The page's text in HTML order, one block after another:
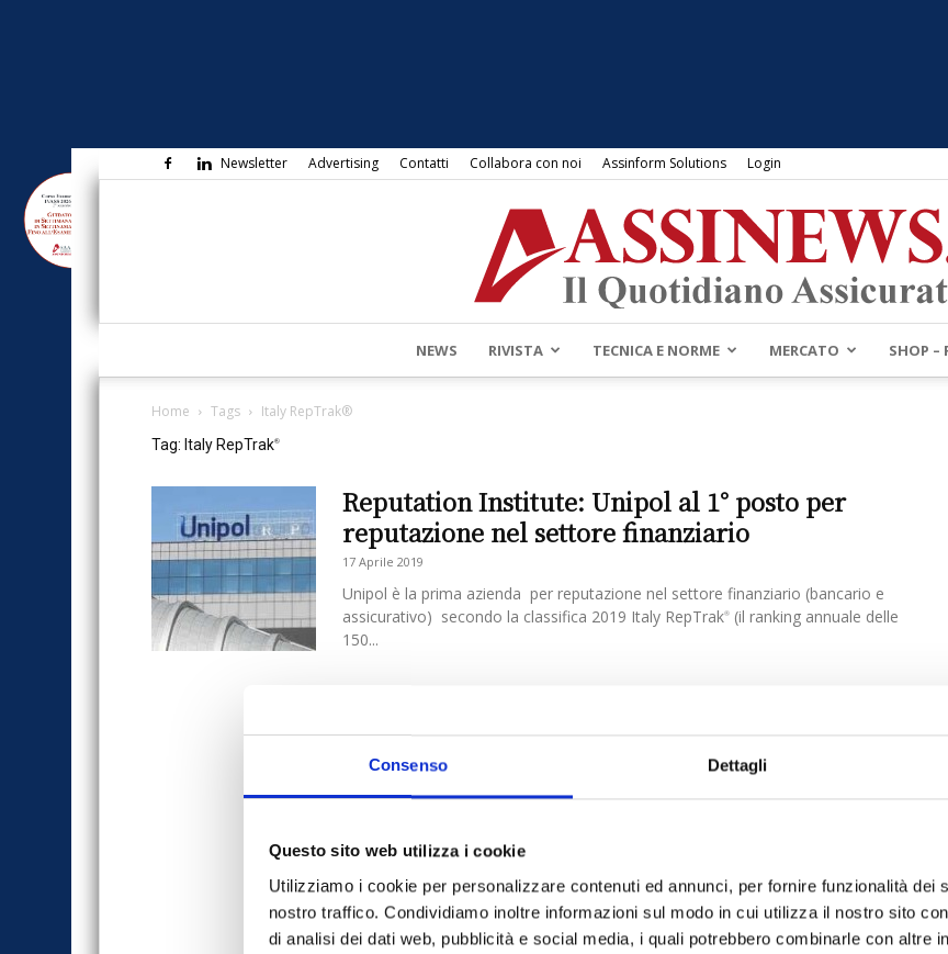
Consenso Dettagli
Questo sito web utilizza i cookie
Utilizziamo i cookie per personalizzare contenuti ed annunci, per fornire funzionalità dei
nostro traffico. Condividiamo inoltre informazioni sul modo in cui utilizza il nostro sito
di analisi dei dati web, pubblicità e social media, i quali potrebbero combinarle con altre
Newsletter Advertising Contatti Collabora con noi Assinform Solutions Login
Assinews.it
NEWS RIVISTA TECNICA E NORME MERCATO SHOP –
Home Tags Italy RepTrak®
Tag: Italy RepTrak®
Reputation Institute: Unipol al 1° posto per
reputazione nel settore finanziario
17 Aprile 2019
Unipol è la prima azienda per reputazione nel settore finanziario (bancario e
assicurativo) secondo la classifica 2019 Italy RepTrak®
(il ranking annuale delle
150...